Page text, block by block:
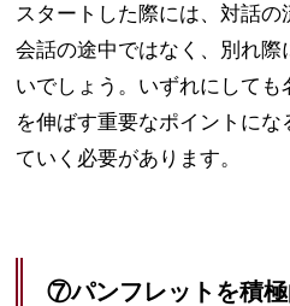
スタートした際には、対話の
会話の途中ではなく、別れ際
いでしょう。いずれにして
を伸ばす重要なポイントに
ていく必要があります。
⑦パンフレットを積